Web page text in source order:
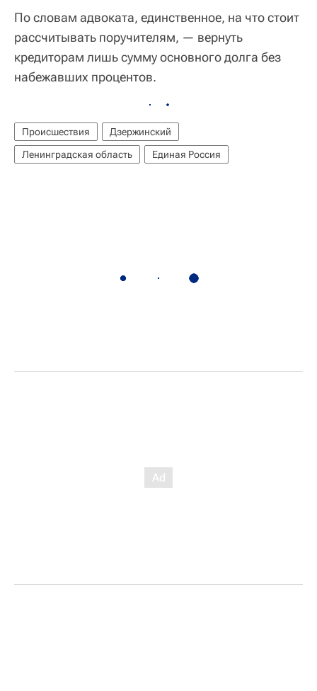
По словам адвоката, единственное, на что стоит
рассчитывать поручителям, — вернуть
кредиторам лишь сумму основного долга без
набежавших процентов.
Происшествия
Дзержинский
Ленинградская область
Единая Россия